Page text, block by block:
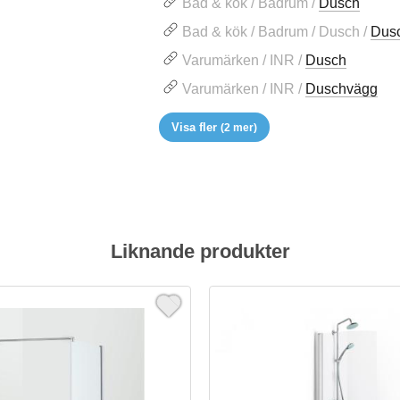
Bad & kök / Badrum / Dusch
Bad & kök / Badrum / Dusch /
Varumärken / INR / Dusch
Varumärken / INR / Duschvägg
Visa fler(2 mer)
Liknande produkter